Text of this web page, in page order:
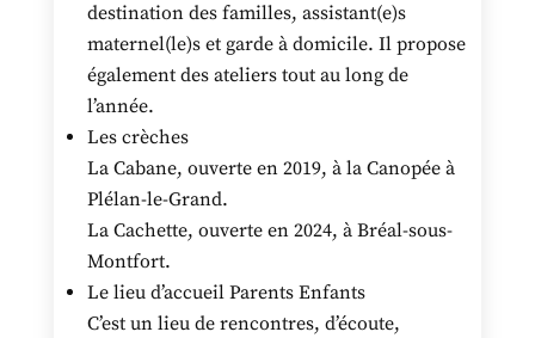
destination des familles, assistant(e)s
maternel(le)s et garde à domicile. Il propose
également des ateliers tout au long de
l’année.
Les crèches
La Cabane, ouverte en 2019, à la Canopée à
Plélan-le-Grand.
La Cachette, ouverte en 2024, à Bréal-sous-
Montfort.
Le lieu d’accueil Parents Enfants
C’est un lieu de rencontres, d’écoute,